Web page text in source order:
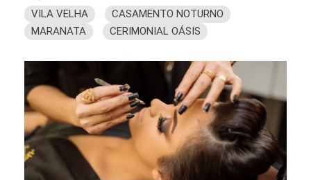
VILA VELHA
CASAMENTO NOTURNO
MARANATA
CERIMONIAL OÁSIS